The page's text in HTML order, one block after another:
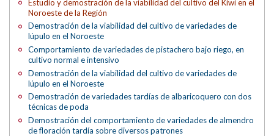
Estudio y demostración de la viabilidad del cultivo del Kiwi en el
Noroeste de la Región
Demostración de la viabilidad del cultivo de variedades de
lúpulo en el Noroeste
Comportamiento de variedades de pistachero bajo riego, en
cultivo normal e intensivo
Demostración de la viabilidad del cultivo de variedades de
lúpulo en el Noroeste
Demostración de variedades tardías de albaricoquero con dos
técnicas de poda
Demostración del comportamiento de variedades de almendro
de floración tardía sobre diversos patrones